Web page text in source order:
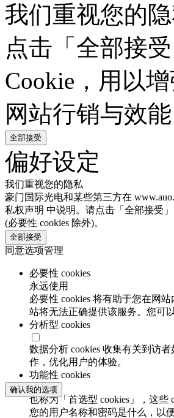
我们重视您的
点击「全部接
Cookie，用以
网站行销与效能
全部接受
偏好设定
我们重视您的隐私
豪门国际光电和某些第三方在
私权声明 中说明。请点击「全部接受
(必要性 cookies 除外)。
全部接受
同意选项管理
必要性 cookies
永远使用
必要性 cookies 将有助于您在网
站将无法正确提供该服务。您可
分析型 cookies
数据分析 cookies 收集有关到访
作，优化用户的体验。
功能性 cookies
也称为「首选型 cookies」，这
您的用户名称和密码是什么，以
确认我的选项